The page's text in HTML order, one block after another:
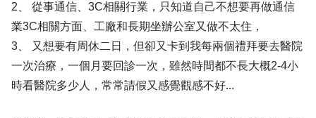
2、 從事通信、3C相關行業，只知道自己不想要再做通信
業3C相關方面、工廠和長期坐辦公室又做不太住，
3、 又想要有周休二日，但卻又卡到我每兩個禮拜要去醫院
一次治療，一個月要回診一次，雖然時間都不長大概2-4小
時看醫院多少人，常常請假又感覺觀感不好...